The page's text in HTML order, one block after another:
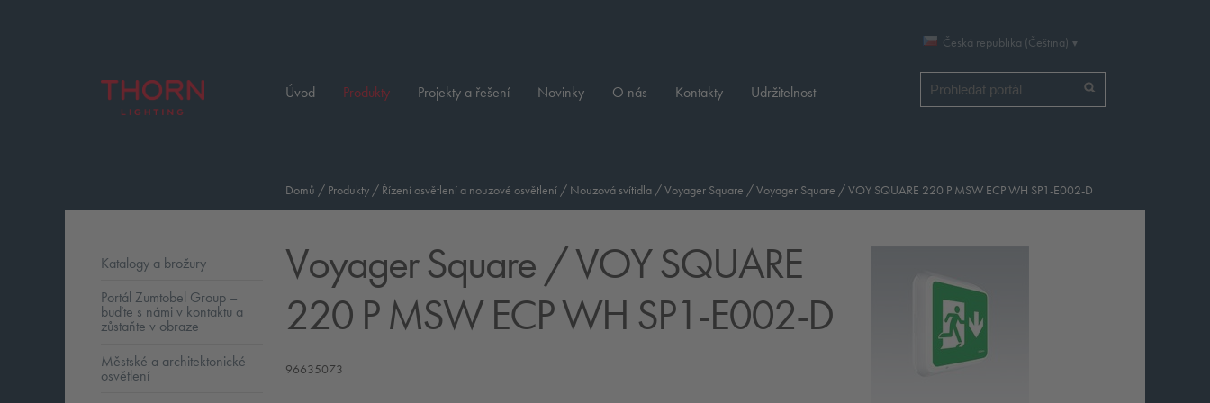
Česká republika (Čeština)
Úvod Produkty Projekty a řešení Novinky O nás Kontakty Udržitelnost
Domů / Produkty / Řízení osvětlení a nouzové osvětlení / Nouzová svítidla /Voyager Square /Voyager Square /VOY SQUARE 220 P MSW ECP WH SP1-E002-D
Voyager Square / VOY SQUARE
220 P MSW ECP WH SP1-E002-D
96635073
Katalogy a brožury
Portál Zumtobel Group –
buďte s námi v kontaktu a
zůstaňte v obraze
Městské a architektonické
osvětlení